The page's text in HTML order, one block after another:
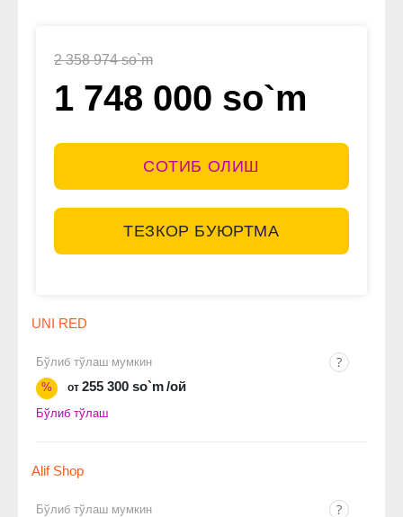
2 358 974 so`m
1 748 000 so`m
СОТИБ ОЛИШ
ТЕЗКОР БУЮРТМА
UNI RED
Бўлиб тўлаш мумкин
%
от 255 300 so`m/ой
Бўлиб тўлаш
Alif Shop
Бўлиб тўлаш мумкин